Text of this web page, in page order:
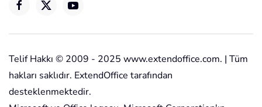
Telif Hakkı © 2009 - 2025 www.extendoffice.com. | Tüm
hakları saklıdır. ExtendOffice tarafından
desteklenmektedir.